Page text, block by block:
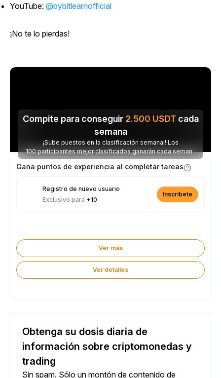
YouTube: @bybitlearnofficial
¡No te lo pierdas!
Compite para conseguir 2.500 USDT cada
semana
¡Sube puestos en la clasificación semanal! Los
100 participantes mejor clasificados ganarán cada semana
parte de los 2.500 USDT disponibles.
Gana puntos de experiencia al completar tareas
Registro de nuevo usuario
Exclusivo para +10
Inscríbete
Ver más
Ver detalles
Obtenga su dosis diaria de
información sobre criptomonedas y
trading
Sin spam. Sólo un montón de contenido de